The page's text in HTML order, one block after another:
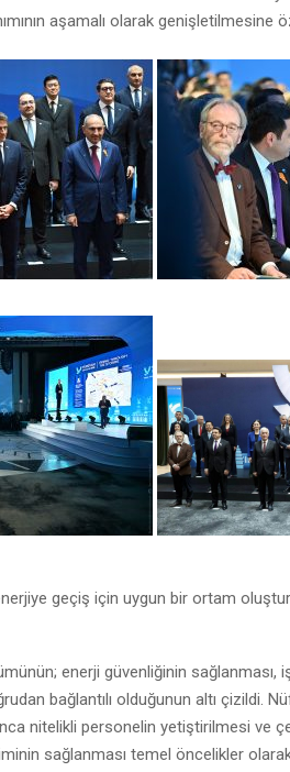
aşamalı olarak genişletilmesine
geçiş için uygun bir ortam
enerji güvenliğinin sağlanması,
bağlantılı olduğunun altı çizildi.
nitelikli personelin yetiştirilmesi ve
sağlanması temel öncelikler